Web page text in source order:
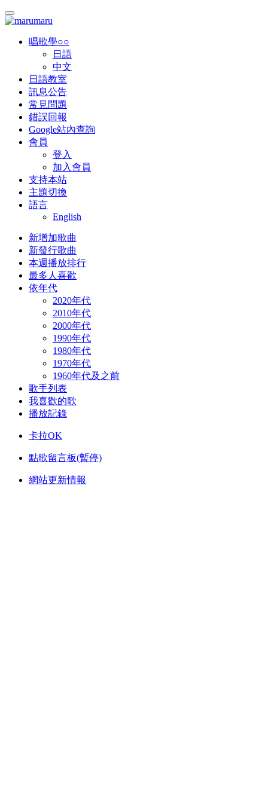
唱歌學○○
日語
中文
日語教室
訊息公告
常見問題
錯誤回報
Google站內查詢
會員
登入
加入會員
支持本站
主題切換
語言
English
新增加歌曲
新發行歌曲
本週播放排行
最多人喜歡
依年代
2020年代
2010年代
2000年代
1990年代
1980年代
1970年代
1960年代及之前
歌手列表
我喜歡的歌
播放記錄
卡拉OK
點歌留言板(暫停)
網站更新情報